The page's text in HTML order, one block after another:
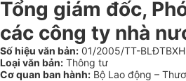
Tổng giám đốc,
các công ty nhà
Số hiệu văn bản: 01/2005/TT-BLĐTBXH
Loại văn bản: Thông tư
Cơ quan ban hành: Bộ Lao động –